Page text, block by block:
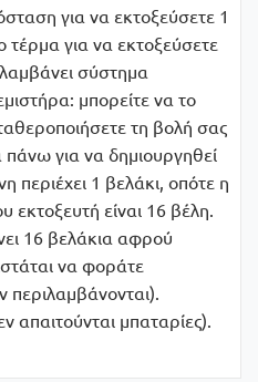
για να εκτοξεύσετε 1
τέρμα για να εκτοξεύσετε
σύστημα
μπορείτε να το
τη βολή σας
για να δημιουργηθεί
περιέχει 1 βελάκι, οπότε η
εκτοξευτή είναι 16 βέλη.
16 βελάκια αφρού
να φοράτε
περιλαμβάνονται).
απαιτούνται μπαταρίες).